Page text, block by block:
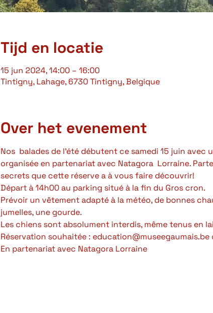
Tijd en locatie
15 jun 2024, 14:00 – 16:00
Tintigny, Lahage, 6730 Tintigny, Belgique
Over het evenement
Nos  balades de l'été débutent ce samedi 15 juin avec
organisée en partenariat avec Natagora  Lorraine.
secrets que cette réserve a à vous faire découvrir!
Départ à 14h00 au parking situé à la fin du Gros cron.
Prévoir un vêtement adapté à la météo, de bonnes
jumelles, une gourde.
Les chiens sont absolument interdis, même tenus en
Réservation souhaitée : education@museegaumais.be
En partenariat avec Natagora Lorraine